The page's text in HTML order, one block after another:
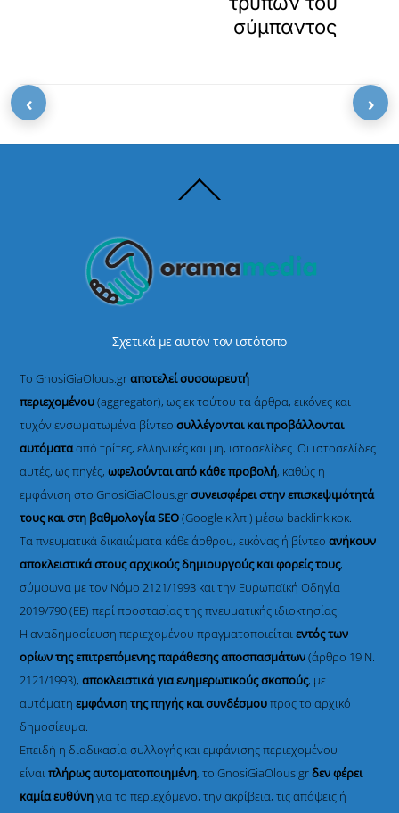
σύμπαντος
To
Σχετικά με αυτόν τον ιστότοπο
Το GnosiGiaOlous.grαποτελεί συσσωρευτή
περιεχομένου(aggregator), ως εκ τούτου τα άρθρα, εικόνες και
τυχόν ενσωματωμένα βίντεοσυλλέγονται και προβάλλονται
αυτόματααπό τρίτες, ελληνικές και μη, ιστοσελίδες. Οι ιστοσελίδες
αυτές, ως πηγές,ωφελούνται από κάθε προβολή, καθώς η
εμφάνιση στο GnosiGiaOlous.grσυνεισφέρει στην επισκεψιμότητά
τους και στη βαθμολογία SEO(Google κ.λπ.) μέσω backlink κοκ.
Τα πνευματικά δικαιώματα κάθε άρθρου, εικόνας ή βίντεοανήκουν
αποκλειστικά στους αρχικούς δημιουργούς και φορείς τους,
σύμφωνα με τον Νόμο 2121/1993 και την Ευρωπαϊκή Οδηγία
2019/790 (ΕΕ) περί προστασίας της πνευματικής ιδιοκτησίας.
Η αναδημοσίευση περιεχομένου πραγματοποιείταιεντός των
ορίων της επιτρεπόμενης παράθεσης αποσπασμάτων(άρθρο 19 Ν.
2121/1993), αποκλειστικά για ενημερωτικούς σκοπούς, με
αυτόματηεμφάνιση της πηγής και συνδέσμουπρος το αρχικό
δημοσίευμα.
Επειδή η διαδικασία συλλογής και εμφάνισης περιεχομένου
είναιπλήρως αυτοματοποιημένη, το GnosiGiaOlous.grδεν φέρει
καμία ευθύνηγια το περιεχόμενο, την ακρίβεια, τις απόψεις ή
‹ ›